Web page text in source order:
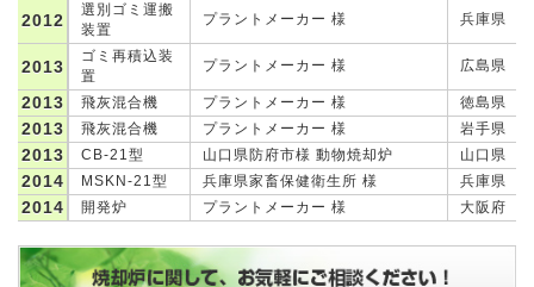
2012
選別ゴミ運搬
装置
プラントメーカー 様 兵庫県
2013
ゴミ再積込装
置
プラントメーカー 様 広島県
2013 飛灰混合機 プラントメーカー 様 徳島県
2013 飛灰混合機 プラントメーカー 様 岩手県
2013 CB-21型 山口県防府市様 動物焼却炉 山口県
2014 MSKN-21型 兵庫県家畜保健衛生所 様 兵庫県
2014 開発炉 プラントメーカー 様 大阪府